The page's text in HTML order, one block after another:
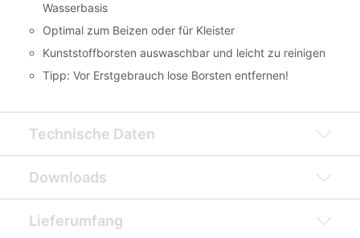
Wasserbasis
Optimal zum Beizen oder für Kleister
Kunststoffborsten auswaschbar und leicht zu reinigen
Tipp: Vor Erstgebrauch lose Borsten entfernen!
Technische Daten
Downloads
Lieferumfang